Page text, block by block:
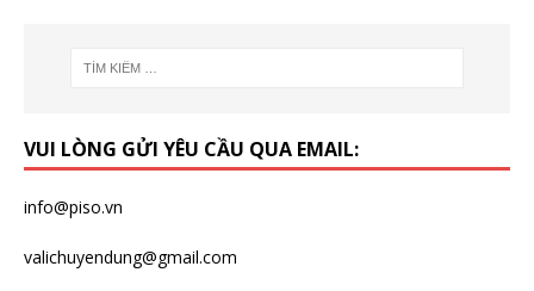
VUI LÒNG GỬI YÊU CẦU QUA EMAIL:
info@piso.vn
valichuyendung@gmail.com